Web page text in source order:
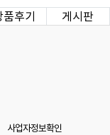
품후기 게시판
사업자정보확인